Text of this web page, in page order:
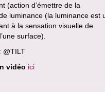
(action d’émettre de la
luminance (la luminance est
à la sensation visuelle de
surface).
@TILT
vidéo ici